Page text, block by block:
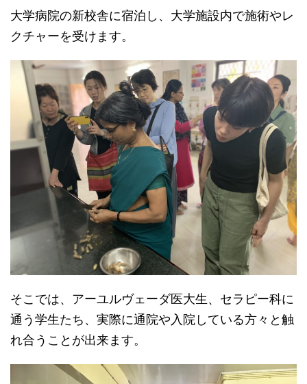
大学病院の新校舎に宿泊し、大学施設内で施術やレ
クチャーを受けます。
そこでは、アーユルヴェーダ医大生、セラピー科に
通う学生たち、実際に通院や入院している方々と触
れ合うことが出来ます。